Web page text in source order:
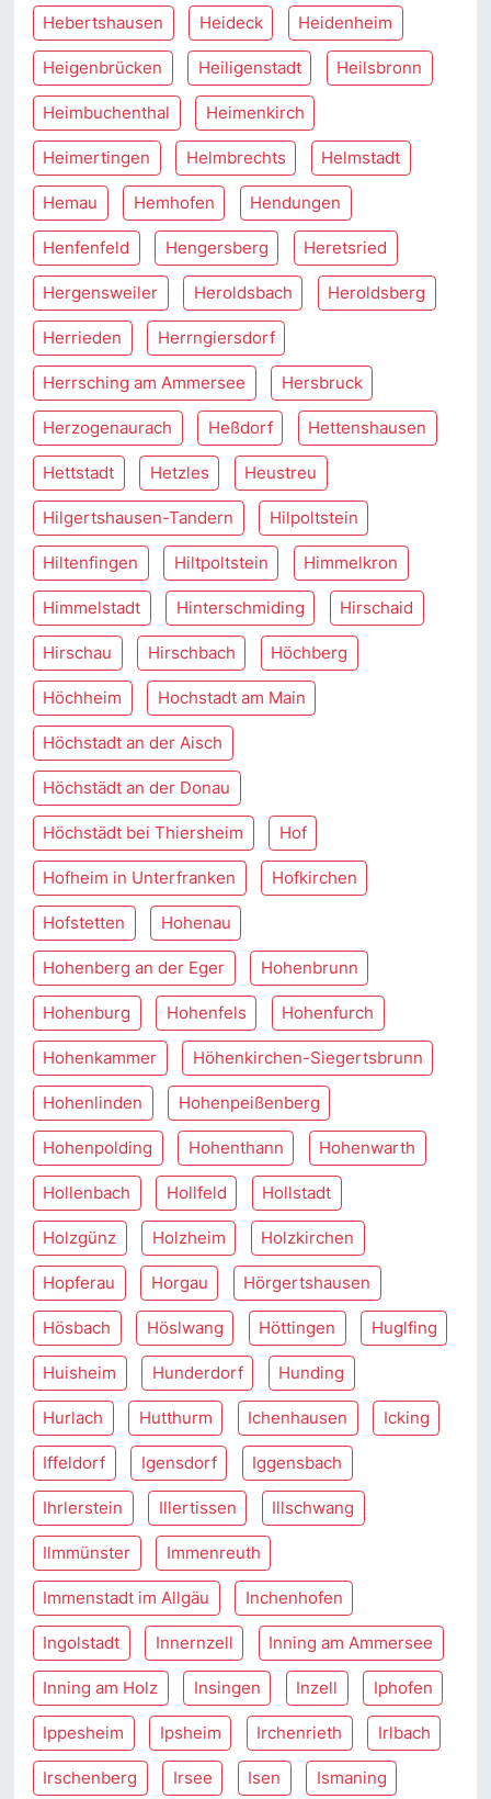
Hebertshausen Heideck Heidenheim
Heigenbrücken Heiligenstadt Heilsbronn
Heimbuchenthal Heimenkirch
Heimertingen Helmbrechts Helmstadt
Hemau Hemhofen Hendungen
Henfenfeld Hengersberg Heretsried
Hergensweiler Heroldsbach Heroldsberg
Herrieden Herrngiersdorf
Herrsching am Ammersee Hersbruck
Herzogenaurach Heßdorf Hettenshausen
Hettstadt Hetzles Heustreu
Hilgertshausen-Tandern Hilpoltstein
Hiltenfingen Hiltpoltstein Himmelkron
Himmelstadt Hinterschmiding Hirschaid
Hirschau Hirschbach Höchberg
Höchheim Hochstadt am Main
Höchstadt an der Aisch
Höchstädt an der Donau
Höchstädt bei Thiersheim Hof
Hofheim in Unterfranken Hofkirchen
Hofstetten Hohenau
Hohenberg an der Eger Hohenbrunn
Hohenburg Hohenfels Hohenfurch
Hohenkammer Höhenkirchen-Siegertsbrunn
Hohenlinden Hohenpeißenberg
Hohenpolding Hohenthann Hohenwarth
Hollenbach Hollfeld Hollstadt
Holzgünz Holzheim Holzkirchen
Hopferau Horgau Hörgertshausen
Hösbach Höslwang Höttingen Huglfing
Huisheim Hunderdorf Hunding
Hurlach Hutthurm Ichenhausen Icking
Iffeldorf Igensdorf Iggensbach
Ihrlerstein Illertissen Illschwang
Ilmmünster Immenreuth
Immenstadt im Allgäu Inchenhofen
Ingolstadt Innernzell Inning am Ammersee
Inning am Holz Insingen Inzell Iphofen
Ippesheim Ipsheim Irchenrieth Irlbach
Irschenberg Irsee Isen Ismaning